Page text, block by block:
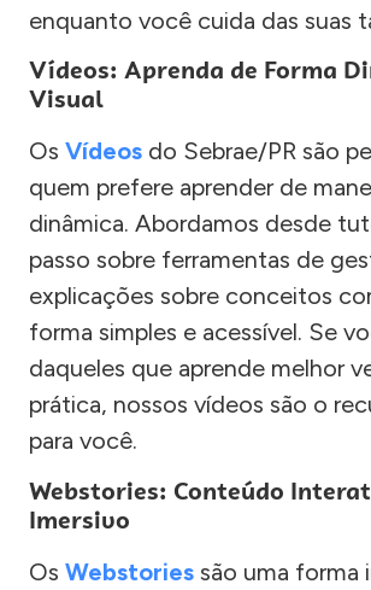
enquanto você cuida das suas
Vídeos: Aprenda de Forma
Visual
Os Vídeos do Sebrae/PR são
quem prefere aprender de
dinâmica. Abordamos desde
passo sobre ferramentas de
explicações sobre conceitos
forma simples e acessível. Se
daqueles que aprende melhor
prática, nossos vídeos são o
para você.
Webstories: Conteúdo
Imersivo
Os Webstories são uma forma